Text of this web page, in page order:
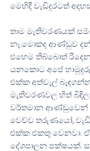
මෙහිදී වැඩිදුරටත්
තාම මැතිවරණයක්
නෑ.මොකද ආණ්ඩුව
එහෙම තිබ්බොත්
යනකොට අපේ
එක්ක අත්වැල්
මැතිවරණවල හිත්
වර්තමාන ආණ්ඩුවෙන්
වෙච්ච තරුණයෝ,
එක්ක එකතු වෙනවා.
දේශපාලන පක්ෂයක්.